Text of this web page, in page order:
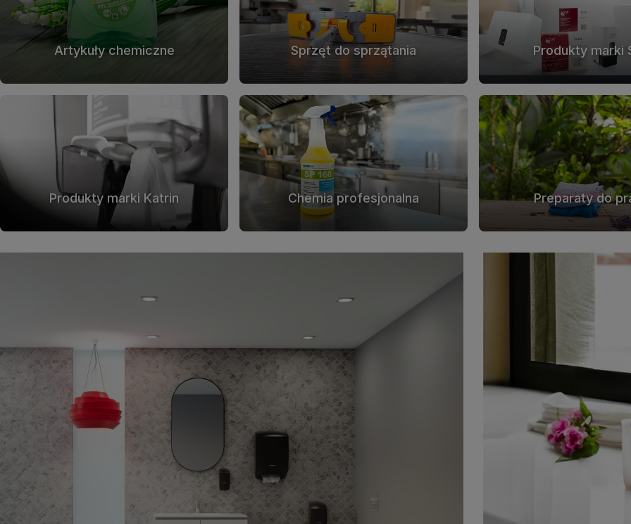
Artykuły chemiczne Sprzęt do sprzątania Produkty marki
Produkty marki Katrin Chemia profesjonalna Preparaty do